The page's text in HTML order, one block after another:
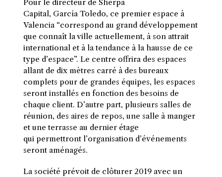
Pour le directeur de Sherpa
Capital, García Toledo, ce premier espace à
Valencia “correspond au grand développement
que connaît la ville actuellement, à son attrait
international et à la tendance à la hausse de ce
type d’espace”. Le centre offrira des espaces
allant de dix mètres carré à des bureaux
complets pour de grandes équipes, les espaces
seront installés en fonction des besoins de
chaque client. D’autre part, plusieurs salles de
réunion, des aires de repos, une salle à manger
et une terrasse au dernier étage
qui permettrontl’organisation d’événements
seront aménagés.
La société prévoit de clôturer 2019 avec un